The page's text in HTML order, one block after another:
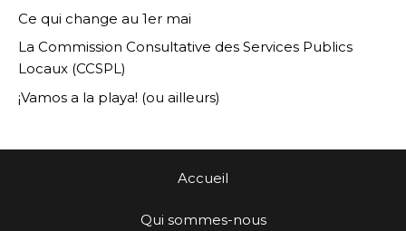
Ce qui change au 1er mai
La Commission Consultative des Services Publics
Locaux (CCSPL)
¡Vamos a la playa! (ou ailleurs)
Accueil
Qui sommes-nous